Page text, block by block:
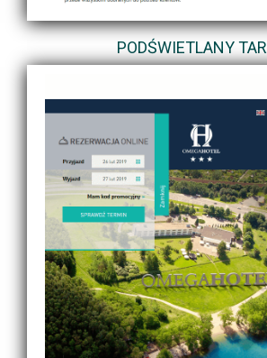
PODŚWIETLANY